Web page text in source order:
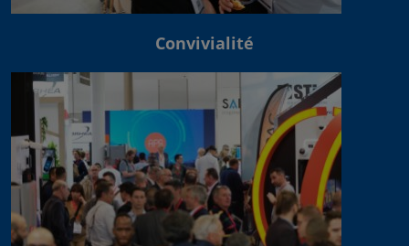
Convivialité